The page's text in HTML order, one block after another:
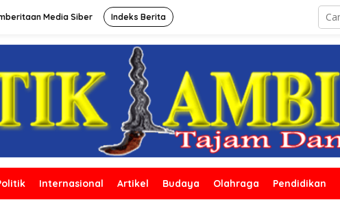
Media Siber Indeks Berita
Internasional Artikel Budaya Olahraga Pendidikan